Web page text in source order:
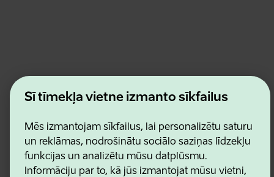
Šī tīmekļa vietne izmanto sīkfailus
Mēs izmantojam sīkfailus, lai personalizētu saturu
un reklāmas, nodrošinātu sociālo saziņas līdzekļu
funkcijas un analizētu mūsu datplūsmu.
Informāciju par to, kā jūs izmantojat mūsu vietni,
Estonian Business and Innovation Agency
Kontakti
Lietošanas noteikumi
Sīkdatņu un konfidencialitātes politika